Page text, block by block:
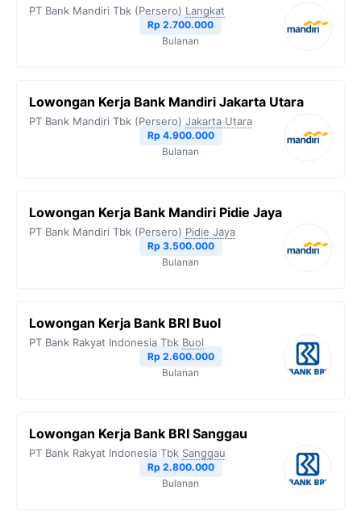
PT Bank Mandiri Tbk (Persero) Langkat
Rp 2.700.000
Bulanan
Lowongan Kerja Bank Mandiri Jakarta Utara
PT Bank Mandiri Tbk (Persero) Jakarta Utara
Rp 4.900.000
Bulanan
Lowongan Kerja Bank Mandiri Pidie Jaya
PT Bank Mandiri Tbk (Persero) Pidie Jaya
Rp 3.500.000
Bulanan
Lowongan Kerja Bank BRI Buol
PT Bank Rakyat Indonesia Tbk Buol
Rp 2.600.000
Bulanan
Lowongan Kerja Bank BRI Sanggau
PT Bank Rakyat Indonesia Tbk Sanggau
Rp 2.800.000
Bulanan